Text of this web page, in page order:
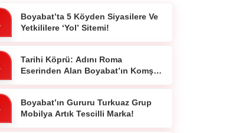
Boyabat’ta 5 Köyden Siyasilere Ve
Yetkililere ‘Yol’ Sitemi!
Tarihi Köprü: Adını Roma
Eserinden Alan Boyabat’ın Komşu
Boyabat’ın Gururu Turkuaz Grup
Mobilya Artık Tescilli Marka!